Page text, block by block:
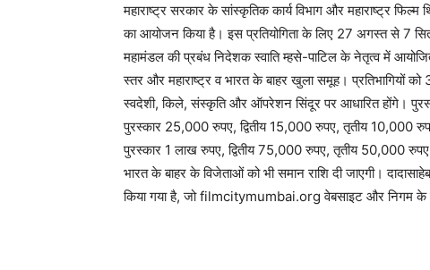
महाराष्ट्र सरकार के सांस्कृतिक कार्य विभाग और महाराष्ट्र
का आयोजन किया है। इस प्रतियोगिता के लिए 27 अगस्त से 7
महामंडल की प्रबंध निदेशक स्वाति म्हसे-पाटिल के नेतृत्व में
स्तर और महाराष्ट्र व भारत के बाहर खुला समूह। प्रतिभागियों
स्वदेशी, किले, संस्कृति और ऑपरेशन सिंदूर पर आधारित होंगे।
पुरस्कार 25,000 रुपए, द्वितीय 15,000 रुपए, तृतीय 10,000
पुरस्कार 1 लाख रुपए, द्वितीय 75,000 रुपए, तृतीय 50,000
भारत के बाहर के विजेताओं को भी समान राशि दी जाएगी।
किया गया है, जो filmcitymumbai.org वेबसाइट और निगम के